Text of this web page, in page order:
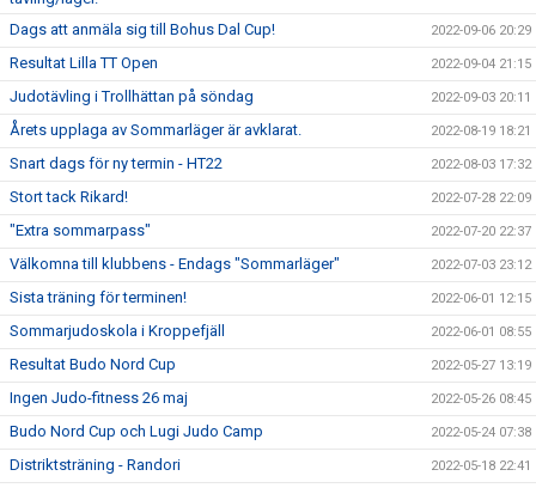
Dags att anmäla sig till Bohus Dal Cup!
2022-09-06 20:29
Resultat Lilla TT Open 2022-09-04 21:15
Judotävling i Trollhättan på söndag 2022-09-03 20:11
Årets upplaga av Sommarläger är avklarat. 2022-08-19 18:21
Snart dags för ny termin - HT22 2022-08-03 17:32
Stort tack Rikard! 2022-07-28 22:09
"Extra sommarpass" 2022-07-20 22:37
Välkomna till klubbens - Endags "Sommarläger" 2022-07-03 23:12
Sista träning för terminen! 2022-06-01 12:15
Sommarjudoskola i Kroppefjäll 2022-06-01 08:55
Resultat Budo Nord Cup 2022-05-27 13:19
Ingen Judo-fitness 26 maj 2022-05-26 08:45
Budo Nord Cup och Lugi Judo Camp 2022-05-24 07:38
Distriktsträning - Randori 2022-05-18 22:41